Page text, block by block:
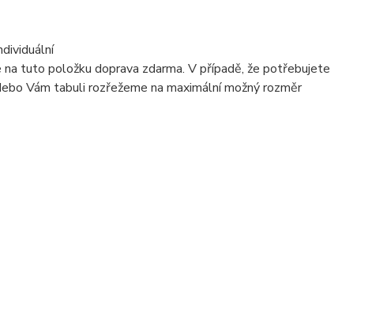
tuto položku doprava zdarma. V případě, že potřebujete
Vám tabuli rozřežeme na maximální možný rozměr